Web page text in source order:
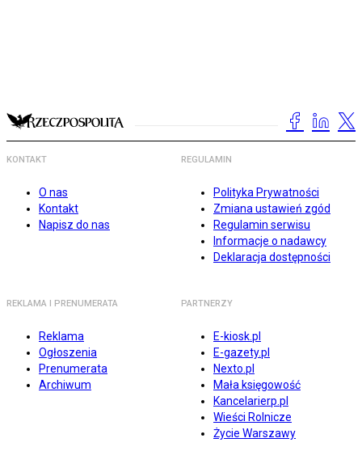
KONTAKT
O nas
Kontakt
Napisz do nas
REGULAMIN
Polityka Prywatności
Zmiana ustawień zgód
Regulamin serwisu
Informacje o nadawcy
Deklaracja dostępności
REKLAMA I PRENUMERATA
Reklama
Ogłoszenia
Prenumerata
Archiwum
PARTNERZY
E-kiosk.pl
E-gazety.pl
Nexto.pl
Mała księgowość
Kancelarierp.pl
Wieści Rolnicze
Życie Warszawy